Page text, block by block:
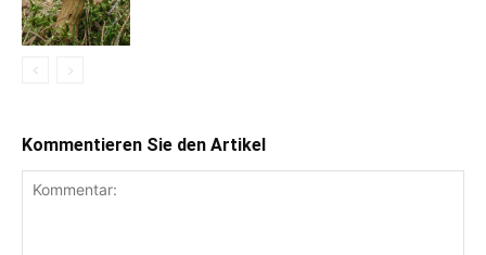
Kommentieren Sie den Artikel